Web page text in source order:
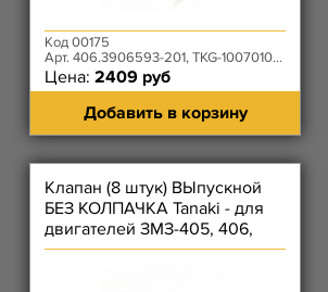
Код 00175
Арт. 406.3906593-201, TKG-1007010-53
Цена: 2409 руб
Добавить в корзину
Клапан (8 штук) ВЫпускной
БЕЗ КОЛПАЧКА Tanaki - для
двигателей ЗМЗ-405, 406,
409